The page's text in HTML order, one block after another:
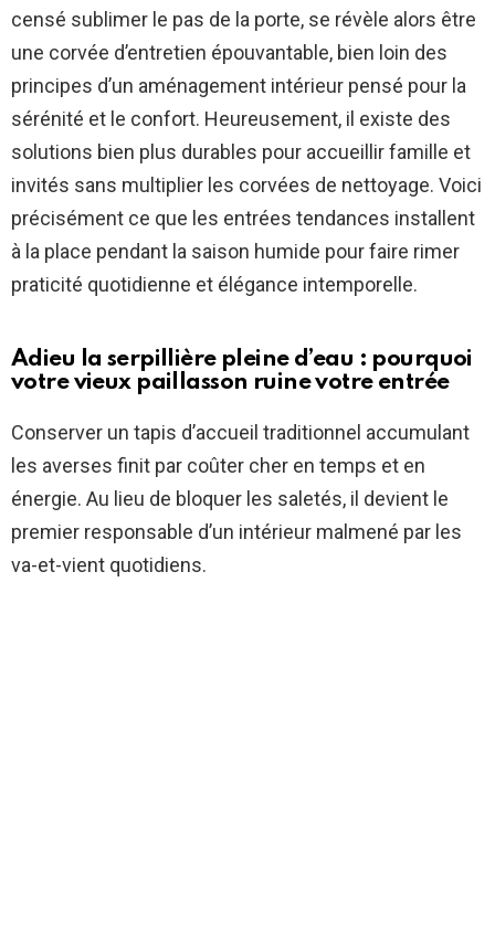
censé sublimer le pas de la porte, se révèle alors être
une corvée d’entretien épouvantable, bien loin des
principes d’un aménagement intérieur pensé pour la
sérénité et le confort. Heureusement, il existe des
solutions bien plus durables pour accueillir famille et
invités sans multiplier les corvées de nettoyage. Voici
précisément ce que les entrées tendances installent
à la place pendant la saison humide pour faire rimer
praticité quotidienne et élégance intemporelle.
Adieu la serpillière pleine d’eau : pourquoi
votre vieux paillasson ruine votre entrée
Conserver un tapis d’accueil traditionnel accumulant
les averses finit par coûter cher en temps et en
énergie. Au lieu de bloquer les saletés, il devient le
premier responsable d’un intérieur malmené par les
va-et-vient quotidiens.